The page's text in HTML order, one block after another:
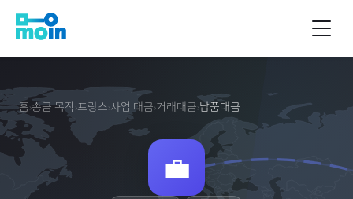
홈›송금 목적 ›프랑스›사업 대금›거래대금›납품대금
💼